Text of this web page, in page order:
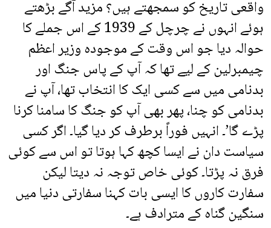
واقعی تاریخ کو سمجھتے ہیں؟ مزید آگے بڑھتے
ہوئے انہوں نے چرچل کے 1939 کے اس جملے کا
حوالہ دیا جو اس وقت کے موجودہ وزیر اعظم
چیمبرلین کے لیے تھا کہ آپ کے پاس جنگ اور
بدنامی میں سے کسی ایک کا انتخاب تھا، آپ نے
بدنامی کو چنا، پھر بھی آپ کو جنگ کا سامنا کرنا
پڑے گا’۔ انہیں فوراً برطرف کر دیا گیا۔ اگر کسی
سیاست دان نے ایسا کچھ کہا ہوتا تو اس سے کوئی
فرق نہ پڑتا۔ کوئی خاص توجہ نہ دیتا لیکن
سفارت کاروں کا ایسی بات کہنا سفارتی دنیا میں
سنگین گناہ کے مترادف ہے۔